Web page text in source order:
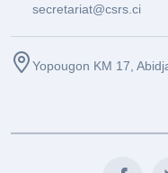
secretariat@csrs.ci
Yopougon KM 17,